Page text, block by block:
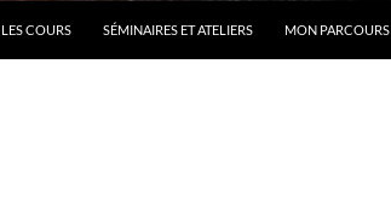
LES COURS SÉMINAIRES ET ATELIERS MON PARCOURS